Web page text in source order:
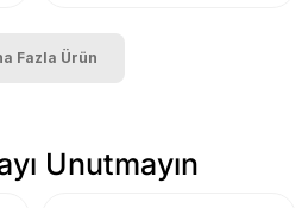
Fazla Ürün
Unutmayın